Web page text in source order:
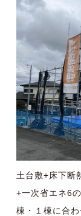
土台敷+床下断
+一次省エネ6
棟・１棟に合